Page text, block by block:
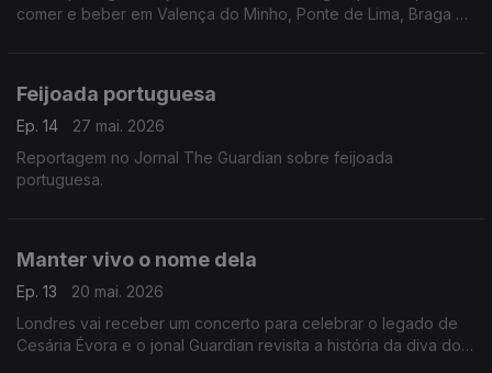
comer e beber em Valença do Minho, Ponte de Lima, Braga e
Feijoada portuguesa
Ep. 14
27 mai. 2026
Reportagem no Jornal The Guardian sobre feijoada
portuguesa.
Manter vivo o nome dela
Ep. 13
20 mai. 2026
Londres vai receber um concerto para celebrar o legado de
Cesária Évora e o jonal Guardian revisita a história da diva dos